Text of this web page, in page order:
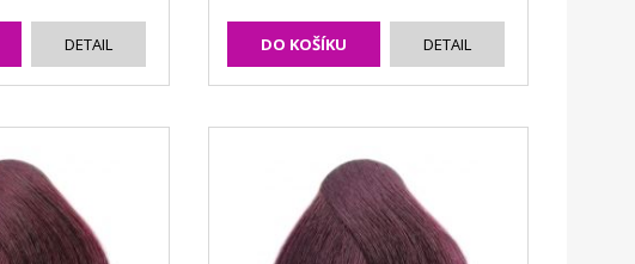
DETAIL DO KOŠÍKU DETAIL